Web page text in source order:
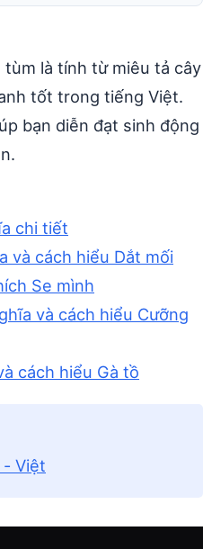
tùm là tính từ miêu tả cây
tốt trong tiếng Việt.
bạn diễn đạt sinh động
chi tiết
và cách hiểu Dắt mối
Se mình
và cách hiểu Cưỡng
cách hiểu Gà tồ
Việt